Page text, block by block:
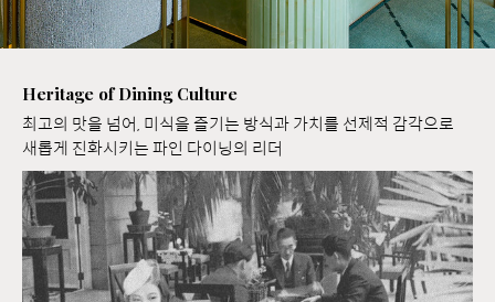
Heritage of Dining Culture
최고의 맛을 넘어, 미식을 즐기는 방식과 가치를 선제적 감각으로
새롭게 진화시키는 파인 다이닝의 리더